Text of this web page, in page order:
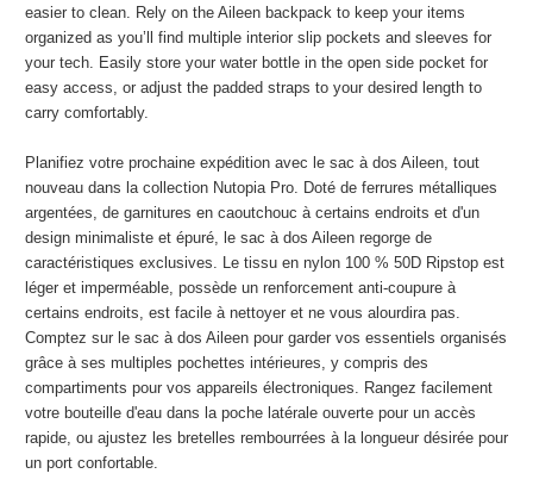
easier to clean. Rely on the Aileen backpack to keep your items
organized as you’ll find multiple interior slip pockets and sleeves for
your tech. Easily store your water bottle in the open side pocket for
easy access, or adjust the padded straps to your desired length to
carry comfortably.
Planifiez votre prochaine expédition avec le sac à dos Aileen, tout
nouveau dans la collection Nutopia Pro. Doté de ferrures métalliques
argentées, de garnitures en caoutchouc à certains endroits et d'un
design minimaliste et épuré, le sac à dos Aileen regorge de
caractéristiques exclusives. Le tissu en nylon 100 % 50D Ripstop est
léger et imperméable, possède un renforcement anti-coupure à
certains endroits, est facile à nettoyer et ne vous alourdira pas.
Comptez sur le sac à dos Aileen pour garder vos essentiels organisés
grâce à ses multiples pochettes intérieures, y compris des
compartiments pour vos appareils électroniques. Rangez facilement
votre bouteille d'eau dans la poche latérale ouverte pour un accès
rapide, ou ajustez les bretelles rembourrées à la longueur désirée pour
un port confortable.